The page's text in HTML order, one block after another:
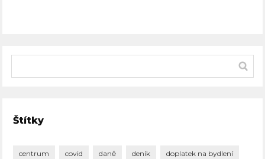
Štítky
centrum covid daně deník doplatek na bydlení